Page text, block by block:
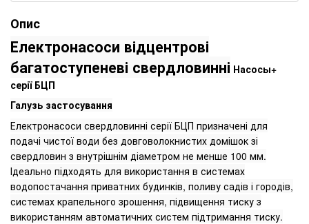
Опис
Електронасоси відцентрові
багатоступеневі свердловинні Насосы+
серії БЦП
Галузь застосування
Електронасоси свердловинні серії БЦП призначені для
подачі чистої води без довговолокнистих домішок зі
свердловин з внутрішнім діаметром не менше 100 мм.
Ідеально підходять для використання в системах
водопостачання приватних будинків, поливу садів і городів,
системах крапельного зрошення, підвищення тиску з
використанням автоматичних систем підтримання тиску.